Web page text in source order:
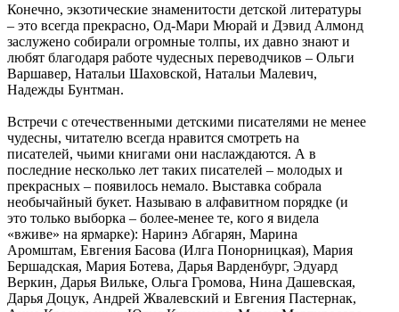
Конечно, экзотические знаменитости детской литературы
– это всегда прекрасно, Од-Мари Мюрай и Дэвид Алмонд
заслужено собирали огромные толпы, их давно знают и
любят благодаря работе чудесных переводчиков – Ольги
Варшавер, Натальи Шаховской, Натальи Малевич,
Надежды Бунтман.
Встречи с отечественными детскими писателями не менее
чудесны, читателю всегда нравится смотреть на
писателей, чьими книгами они наслаждаются. А в
последние несколько лет таких писателей – молодых и
прекрасных – появилось немало. Выставка собрала
необычайный букет. Называю в алфавитном порядке (и
это только выборка – более-менее те, кого я видела
«вживе» на ярмарке): Наринэ Абгарян, Марина
Аромштам, Евгения Басова (Илга Понорницкая), Мария
Бершадская, Мария Ботева, Дарья Варденбург, Эдуард
Веркин, Дарья Вильке, Ольга Громова, Нина Дашевская,
Дарья Доцук, Андрей Жвалевский и Евгения Пастернак,